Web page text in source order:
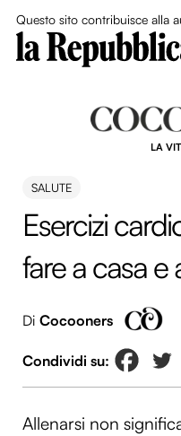
Questo sito contribuisce alla
LA
SALUTE
Esercizi
fare a casa e
Di Cocooners
Allenarsi non